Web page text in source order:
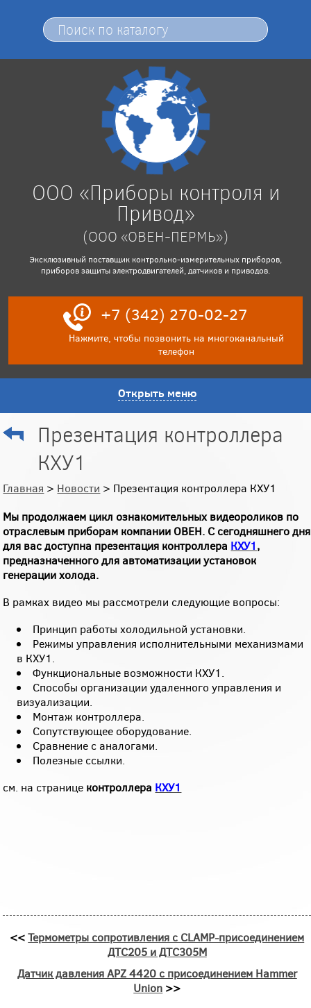
ООО «Приборы контроля и
Привод»
(ООО «ОВЕН-ПЕРМЬ»)
Эксклюзивный поставщик контрольно-измерительных приборов,
приборов защиты электродвигателей, датчиков и приводов.
+7 (342) 270-02-27
Нажмите, чтобы позвонить на многоканальный
телефон
Открыть меню
Презентация контроллера
КХУ1
Главная > Новости > Презентация контроллера КХУ1
Мы продолжаем цикл ознакомительных видеороликов по
отраслевым приборам компании ОВЕН. С сегодняшнего дня
для вас доступна презентация контроллера КХУ1,
предназначенного для автоматизации установок
генерации холода.
В рамках видео мы рассмотрели следующие вопросы:
Принцип работы холодильной установки.
Режимы управления исполнительными механизмами
в КХУ1.
Функциональные возможности КХУ1.
Способы организации удаленного управления и
визуализации.
Монтаж контроллера.
Сопутствующее оборудование.
Сравнение с аналогами.
Полезные ссылки.
см. на странице контроллера КХУ1
<<Термометры сопротивления с CLAMP-присоединением
ДТС205 и ДТС305М
Датчик давления APZ 4420 с присоединением Hammer
Union >>